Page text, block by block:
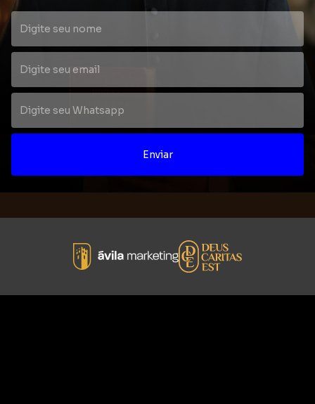
Enviar